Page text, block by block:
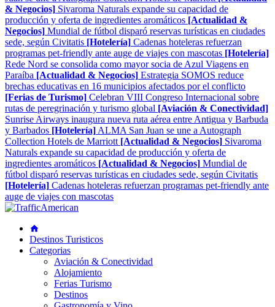
& Negocios] Sivaroma Naturals expande su capacidad de
producción y oferta de ingredientes aromáticos [Actualidad &
Negocios] Mundial de fútbol disparó reservas turísticas en ciudades
sede, según Civitatis [Hotelería] Cadenas hoteleras refuerzan
programas pet-friendly ante auge de viajes con mascotas [Hotelería]
Rede Nord se consolida como mayor socia de Azul Viagens en
Paraíba [Actualidad & Negocios] Estrategia SOMOS reduce
brechas educativas en 16 municipios afectados por el conflicto
[Ferias de Turismo] Celebran VIII Congreso Internacional sobre
rutas de peregrinación y turismo global [Aviación & Conectividad]
Sunrise Airways inaugura nueva ruta aérea entre Antigua y Barbuda
y Barbados [Hotelería] ALMA San Juan se une a Autograph
Collection Hotels de Marriott [Actualidad & Negocios] Sivaroma
Naturals expande su capacidad de producción y oferta de
ingredientes aromáticos [Actualidad & Negocios] Mundial de
fútbol disparó reservas turísticas en ciudades sede, según Civitatis
[Hotelería] Cadenas hoteleras refuerzan programas pet-friendly ante
auge de viajes con mascotas
Destinos Turisticos
Categorias
Aviación & Conectividad
Alojamiento
Ferias Turismo
Destinos